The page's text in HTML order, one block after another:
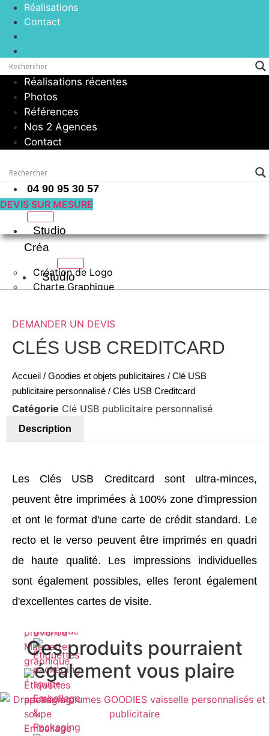
Réalisations
Contact
Réalisations récentes
Photos
Références
Nos 2 Agences
Contact
04 90 95 30 57
DEVIS SUR MESURE
Studio
Créa
Création de Logo
Charte Graphique
Shooting Photos / Vidéo
Drone
logo
Maquette
graphique
Emballage
Studio
Création de Logo
Charte Graphique
Graphisme
Shooting Photos / Vidéo
Drone
de logo
graphique
Emballage
&
Packaging
DEMANDER UN DEVIS
CLÉS USB CREDITCARD
Accueil / Goodies et objets publicitaires / Clé USB
publicitaire personnalisé / Clés USB Creditcard
Catégorie Clé USB publicitaire personnalisé
Description
Les Clés USB Creditcard sont ultra-minces,
peuvent être imprimées à 100% zone d'impression
et ont le format d'une carte de crédit standard. Le
recto et le verso peuvent être imprimés en quadri
de haute qualité. Les impressions individuelles
sont également possibles, elles feront également
d'excellentes cartes de visite.
Ces produits pourraient
également vous plaire